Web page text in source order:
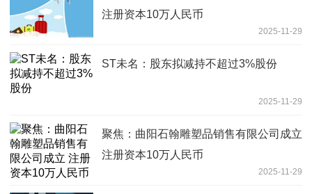
注册资本10万人民币
2025-11-29
ST未名：股东拟减持不超过3%股份
2025-11-29
聚焦：曲阳石翰雕塑品销售有限公司成立
注册资本10万人民币
2025-11-29